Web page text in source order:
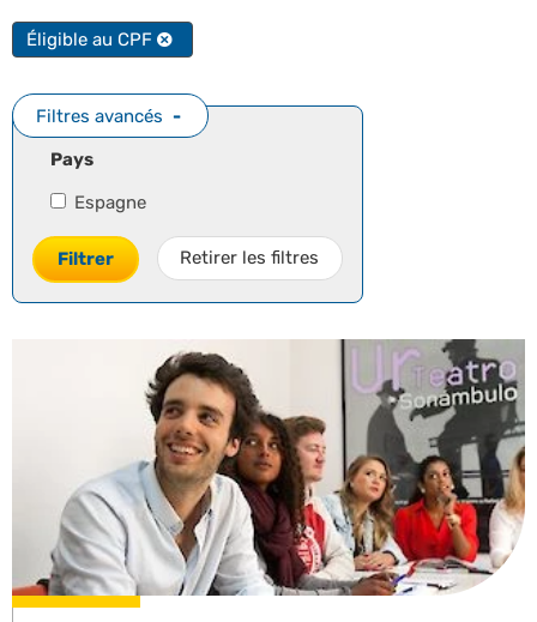
Éligible au CPF
Filtres avancés
Pays
Espagne
Filtrer Retirer les filtres